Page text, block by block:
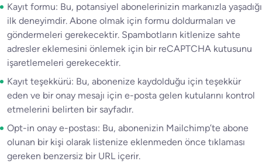
Kayıt formu: Bu, potansiyel abonelerinizin markanızla yaşadığı
ilk deneyimdir. Abone olmak için formu doldurmaları ve
göndermeleri gerekecektir. Spambotların kitlenize sahte
adresler eklemesini önlemek için bir reCAPTCHA kutusunu
işaretlemeleri gerekecektir.
Kayıt teşekkürü: Bu, abonenize kaydolduğu için teşekkür
eden ve bir onay mesajı için e-posta gelen kutularını kontrol
etmelerini belirten bir sayfadır.
Opt-in onay e-postası: Bu, abonenizin Mailchimp’te abone
olunan bir kişi olarak listenize eklenmeden önce tıklaması
gereken benzersiz bir URL içerir.